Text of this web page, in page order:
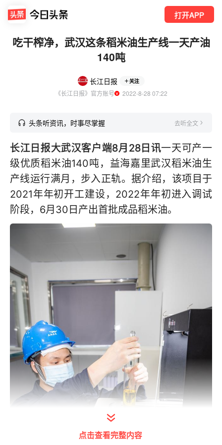
打开APP
吃干榨净，武汉这条稻米油生产线一天产油
140吨
长江日报 关注
《长江日报》官方账号
  2022-8-28 07:22
头条听资讯，时事尽掌握 去听全文
长江日报大武汉客户端8月28日讯一天可产一
级优质稻米油140吨，益海嘉里武汉稻米油生
产线运行满月，步入正轨。据介绍，该项目于
2021年年初开工建设，2022年年初进入调试
阶段，6月30日产出首批成品稻米油。
点击查看完整内容